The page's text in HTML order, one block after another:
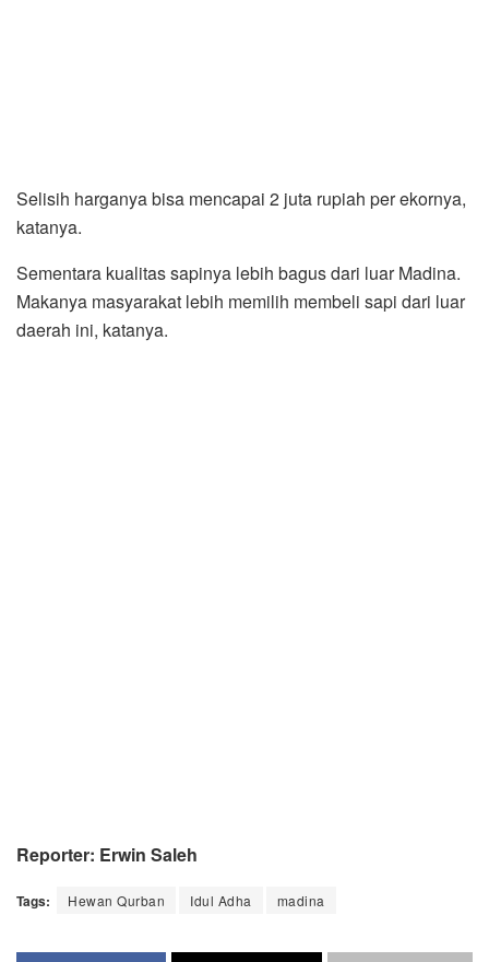
Selisih harganya bisa mencapai 2 juta rupiah per ekornya,
katanya.
Sementara kualitas sapinya lebih bagus dari luar Madina.
Makanya masyarakat lebih memilih membeli sapi dari luar
daerah ini, katanya.
Reporter: Erwin Saleh
Tags: Hewan Qurban Idul Adha madina